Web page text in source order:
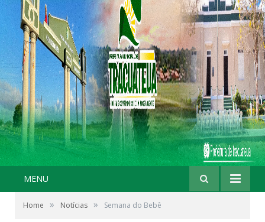
MENU
Home » Notícias » Semana do Bebê